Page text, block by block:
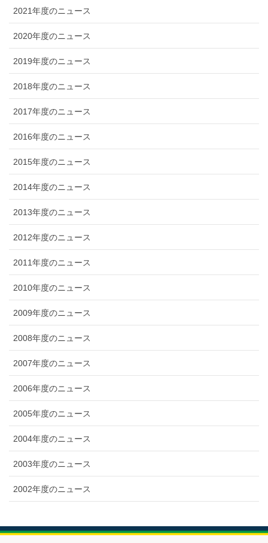
2021年度のニュース
2020年度のニュース
2019年度のニュース
2018年度のニュース
2017年度のニュース
2016年度のニュース
2015年度のニュース
2014年度のニュース
2013年度のニュース
2012年度のニュース
2011年度のニュース
2010年度のニュース
2009年度のニュース
2008年度のニュース
2007年度のニュース
2006年度のニュース
2005年度のニュース
2004年度のニュース
2003年度のニュース
2002年度のニュース